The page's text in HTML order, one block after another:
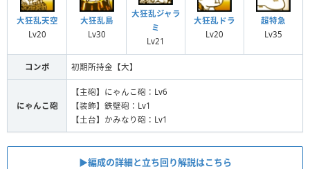
大狂乱天空
Lv20
大狂乱島
Lv30
大狂乱ジャラ
ミ
Lv21
大狂乱ドラ
Lv20
超特急
Lv35
コンボ 初期所持金【大】
にゃんこ砲
【主砲】にゃんこ砲：Lv6
【装飾】鉄壁砲：Lv1
【土台】かみなり砲：Lv1
▶︎編成の詳細と立ち回り解説はこちら